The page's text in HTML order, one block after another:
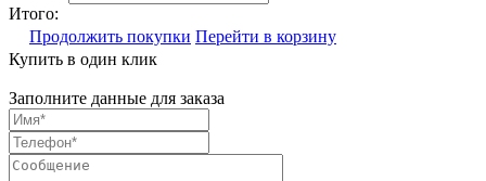
Итого:
Продолжить покупки Перейти в корзину
Купить в один клик
Заполните данные для заказа